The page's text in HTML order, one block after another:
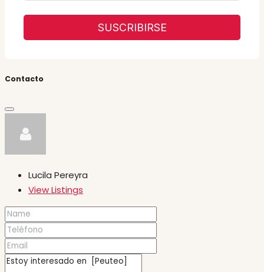
SUSCRIBIRSE
Contacto
Lucila Pereyra
View Listings